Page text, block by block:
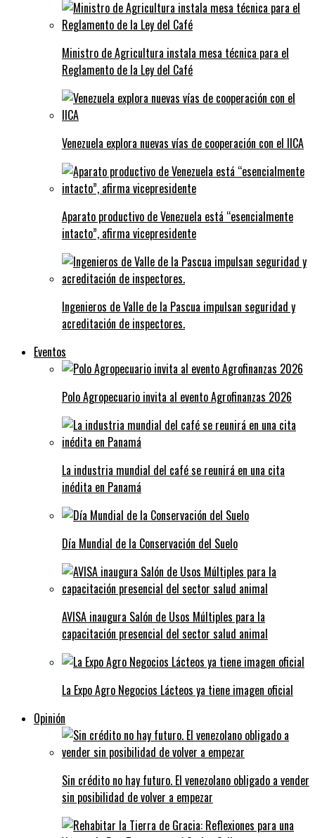
Ministro de Agricultura instala mesa técnica para el
Reglamento de la Ley del Café
Venezuela explora nuevas vías de cooperación con el IICA
Aparato productivo de Venezuela está “esencialmente
intacto”, afirma vicepresidente
Ingenieros de Valle de la Pascua impulsan seguridad y
acreditación de inspectores.
Eventos
Polo Agropecuario invita al evento Agrofinanzas 2026
La industria mundial del café se reunirá en una cita
inédita en Panamá
Día Mundial de la Conservación del Suelo
AVISA inaugura Salón de Usos Múltiples para la
capacitación presencial del sector salud animal
La Expo Agro Negocios Lácteos ya tiene imagen oficial
Opinión
Sin crédito no hay futuro. El venezolano obligado a vender
sin posibilidad de volver a empezar